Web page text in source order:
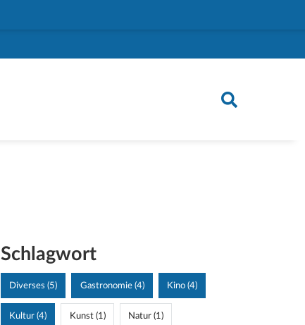
Schlagwort
Diverses (5) Gastronomie (4) Kino (4)
Kultur (4) Kunst (1) Natur (1)